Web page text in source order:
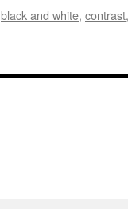
black and white, contrast